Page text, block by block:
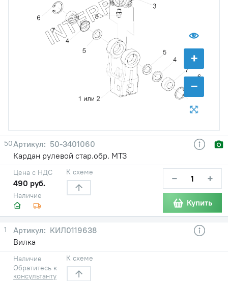
+
−
50
50-3401060
Кардан рулевой стар.обр. МТЗ
Наличие
Цена с НДС
490 руб.
К схеме − +
Купить
1
КИЛ0119638
Вилка
Наличие
Обратитесь к
консультанту
К схеме